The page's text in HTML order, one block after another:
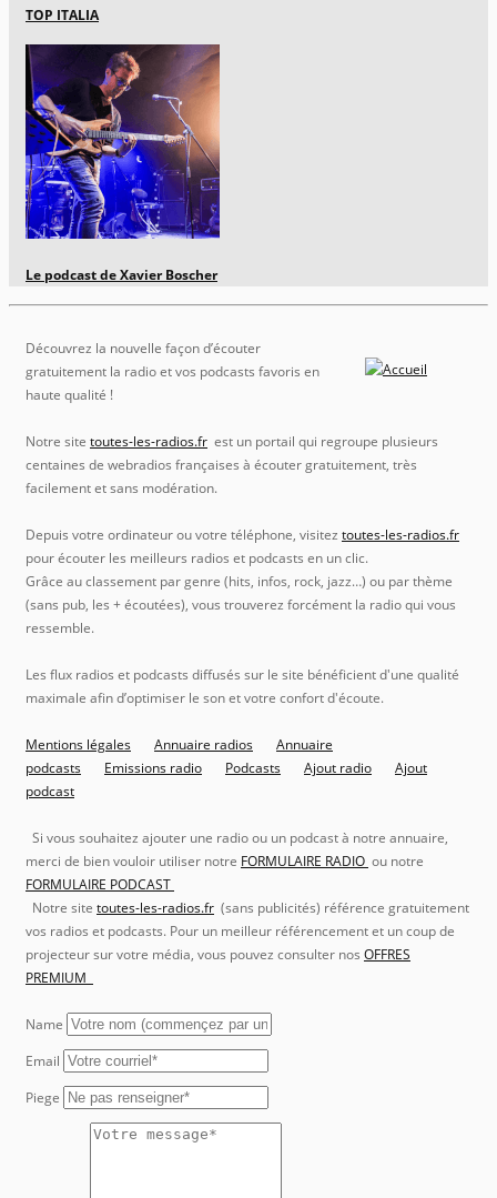
TOP ITALIA
Le podcast de Xavier Boscher
Découvrez la nouvelle façon d’écouter
gratuitement la radio et vos podcasts favoris en
haute qualité !
Notre site toutes-les-radios.fr est un portail qui regroupe plusieurs
centaines de webradios françaises à écouter gratuitement, très
facilement et sans modération.
Depuis votre ordinateur ou votre téléphone, visitez toutes-les-radios.fr
pour écouter les meilleurs radios et podcasts en un clic.
Grâce au classement par genre (hits, infos, rock, jazz…) ou par thème
(sans pub, les + écoutées), vous trouverez forcément la radio qui vous
ressemble.
Les flux radios et podcasts diffusés sur le site bénéficient d'une qualité
maximale afin d’optimiser le son et votre confort d'écoute.
Mentions légales Annuaire radios
Annuaire
podcasts
Emissions radio Podcasts Ajout radio
Ajout
podcast
Si vous souhaitez ajouter une radio ou un podcast à notre annuaire,
merci de bien vouloir utiliser notre FORMULAIRE RADIO ou notre
FORMULAIRE PODCAST
Notre site toutes-les-radios.fr (sans publicités) référence gratuitement
vos radios et podcasts. Pour un meilleur référencement et un coup de
projecteur sur votre média, vous pouvez consulter nos OFFRES
PREMIUM
Name
Email
Piege